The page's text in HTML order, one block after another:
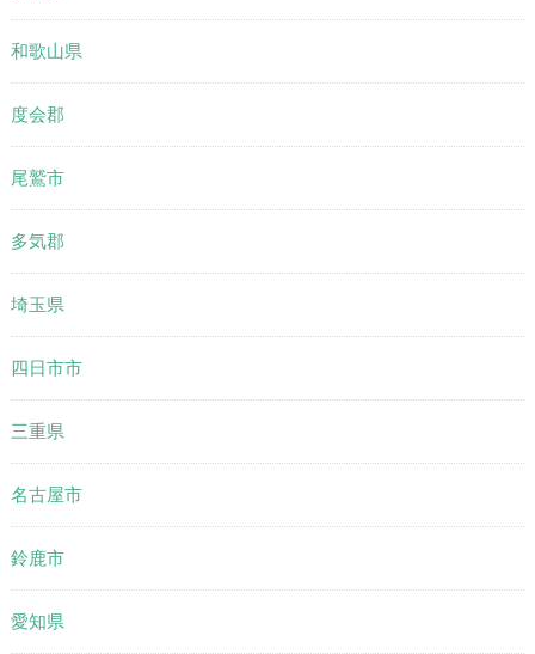
和歌山県
度会郡
尾鷲市
多気郡
埼玉県
四日市市
三重県
名古屋市
鈴鹿市
愛知県